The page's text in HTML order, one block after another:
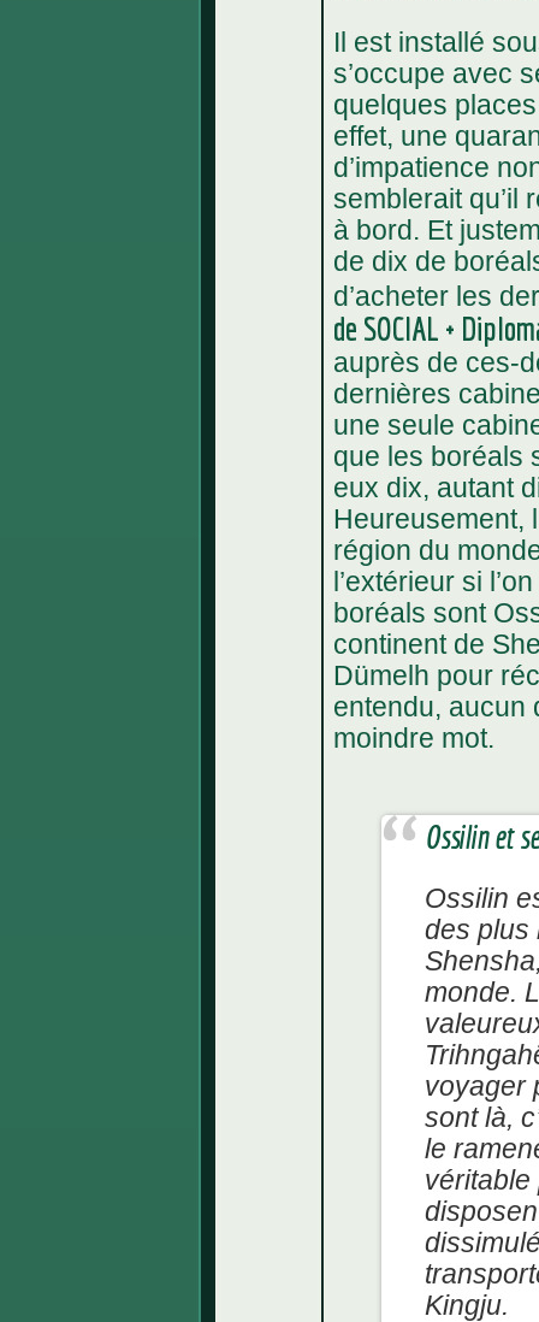
Il est installé
s’occupe avec
quelques
effet, une
d’impatience
semblerait qu’il
à bord. Et
de dix de
d’acheter les
de SOCIAL +
auprès de ces-
dernières
une seule
que les boréals
eux dix, autant
Heureusement,
région du
l’extérieur si
boréals sont
continent de
Dümelh pour
entendu, aucun
moindre mot.
Ossilin et
Ossilin
des plus
monde.
voyager
sont là,
le
véritable
Kingju.